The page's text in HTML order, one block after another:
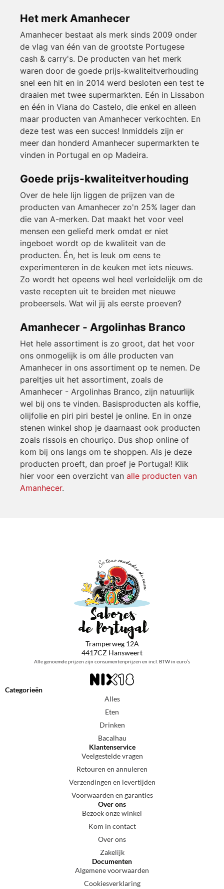
Het merk Amanhecer
Amanhecer bestaat als merk sinds 2009 onder
de vlag van één van de grootste Portugese
cash & carry's. De producten van het merk
waren door de goede prijs-kwaliteitverhouding
snel een hit en in 2014 werd besloten een test te
draaien met twee supermarkten. Eén in Lissabon
en één in Viana do Castelo, die enkel en alleen
maar producten van Amanhecer verkochten. En
deze test was een succes! Inmiddels zijn er
meer dan honderd Amanhecer supermarkten te
vinden in Portugal en op Madeira.
Goede prijs-kwaliteitverhouding
Over de hele lijn liggen de prijzen van de
producten van Amanhecer zo'n 25% lager dan
die van A-merken. Dat maakt het voor veel
mensen een geliefd merk omdat er niet
ingeboet wordt op de kwaliteit van de
producten. Én, het is leuk om eens te
experimenteren in de keuken met iets nieuws.
Zo wordt het opeens wel heel verleidelijk om de
vaste recepten uit te breiden met nieuwe
probeersels. Wat wil jij als eerste proeven?
Amanhecer - Argolinhas Branco
Het hele assortiment is zo groot, dat het voor
ons onmogelijk is om álle producten van
Amanhecer in ons assortiment op te nemen. De
pareltjes uit het assortiment, zoals de
Amanhecer - Argolinhas Branco, zijn natuurlijk
wel bij ons te vinden. Basisproducten als koffie,
olijfolie en piri piri bestel je online. En in onze
stenen winkel shop je daarnaast ook producten
zoals rissois en chouriço. Dus shop online of
kom bij ons langs om te shoppen. Als je deze
producten proeft, dan proef je Portugal! Klik
hier voor een overzicht van alle producten van
Amanhecer.
Tramperweg 12A
4417CZ Hansweert
Alle genoemde prijzen zijn consumentenprijzen en incl. BTW in euro’s
Categorieën
Alles
Eten
Drinken
Bacalhau
Klantenservice
Veelgestelde vragen
Retouren en annuleren
Verzendingen en levertijden
Voorwaarden en garanties
Over ons
Bezoek onze winkel
Kom in contact
Over ons
Zakelijk
Documenten
Algemene voorwaarden
Cookiesverklaring